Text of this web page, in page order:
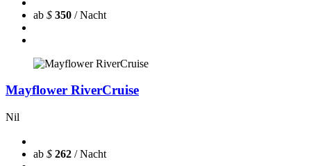
ab $ 350 / Nacht
Mayflower RiverCruise
Nil
ab $ 262 / Nacht